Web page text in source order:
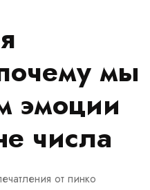
мы
эмоции
числа
от пинко